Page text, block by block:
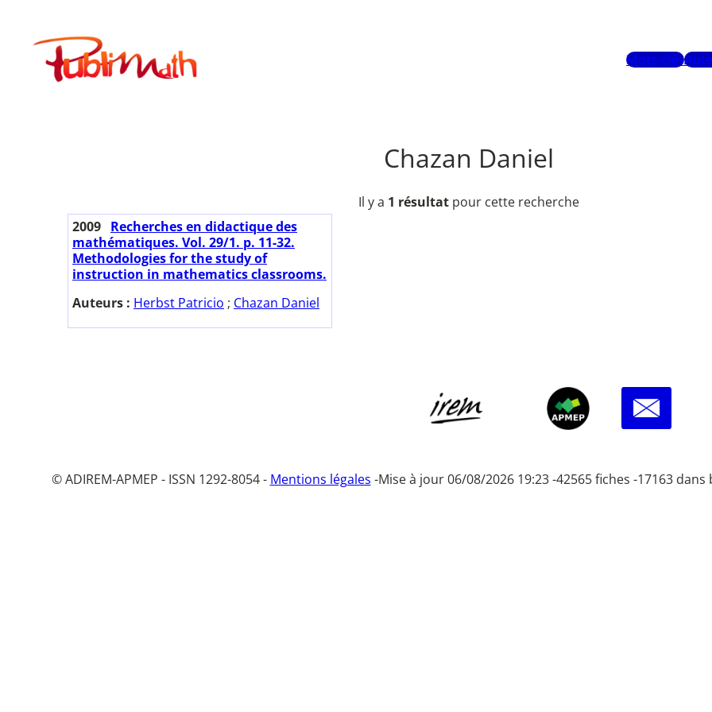
contenuPublimath
Mots-clés
Chazan Daniel
Il y a 1 résultat pour cette recherche
2009 Recherches en didactique des
mathématiques. Vol. 29/1. p. 11-32.
Methodologies for the study of
instruction in mathematics classrooms.
Auteurs : Herbst Patricio ; Chazan Daniel
© ADIREM-APMEP - ISSN 1292-8054 - Mentions légales -Mise à jour 06/08/2026 19:23 -42565 fiches -17163